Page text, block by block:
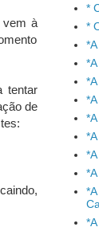
vem à
tentar
de
*
*